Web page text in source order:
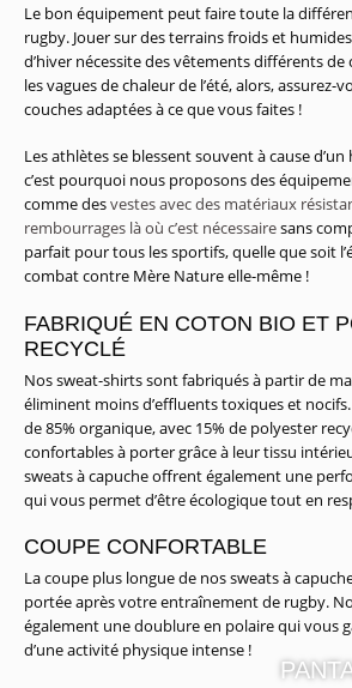
Le bon équipement peut faire toute la
rugby. Jouer sur des terrains froids et
d’hiver nécessite des vêtements différents
les vagues de chaleur de l’été, alors, assurez-
couches adaptées à ce que vous faites !
Les athlètes se blessent souvent à cause
c’est pourquoi nous proposons des
comme desvestes avec des matériaux
rembourrages là où c’est nécessairesans
parfait pour tous les sportifs, quelle que soit
combat contre Mère Nature elle-même !
FABRIQUÉ EN COTON BIO ET
RECYCLÉ
Nos sweat-shirts sont fabriqués à partir de
éliminent moins d’effluents toxiques et
de 85% organique, avec 15% de polyester
confortables à porter grâce à leur tissu
sweats à capuche offrent également une
qui vous permet d’être écologique tout en
COUPE CONFORTABLE
La coupe plus longue de nos sweats à
portée après votre entraînement de rugby.
également une doublure en polaire qui vous
d’une activité physique intense !